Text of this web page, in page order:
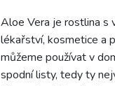
Aloe Vera je rostlina s
lékařství, kosmetice a
můžeme používat v
spodní listy, tedy ty